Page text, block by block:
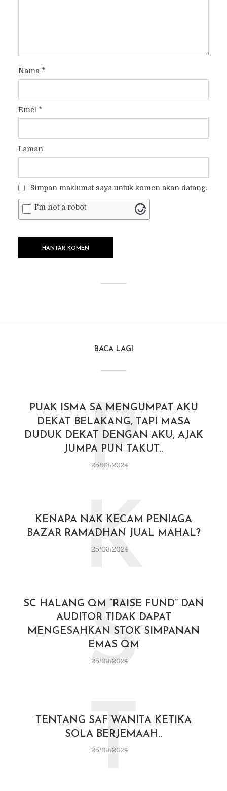
Nama *
Emel *
Laman
Simpan maklumat saya untuk komen akan datang.
I'm not a robot
BACA LAGI
PUAK ISMA SA MENGUMPAT AKU
DEKAT BELAKANG, TAPI MASA
DUDUK DEKAT DENGAN AKU, AJAK
JUMPA PUN TAKUT..
25/03/2024
P
KENAPA NAK KECAM PENIAGA
BAZAR RAMADHAN JUAL MAHAL?
25/03/2024
K
SC HALANG QM “RAISE FUND” DAN
AUDITOR TIDAK DAPAT
MENGESAHKAN STOK SIMPANAN
EMAS QM
25/03/2024
S
TENTANG SAF WANITA KETIKA
SOLA BERJEMAAH..
25/03/2024
T